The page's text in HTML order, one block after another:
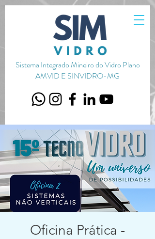
Sistema Integrado Mineiro do Vidro Plano
AMVID E SINVIDRO-MG
Oficina Prática -